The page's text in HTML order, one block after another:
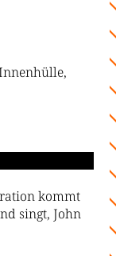
kommt
singt, John